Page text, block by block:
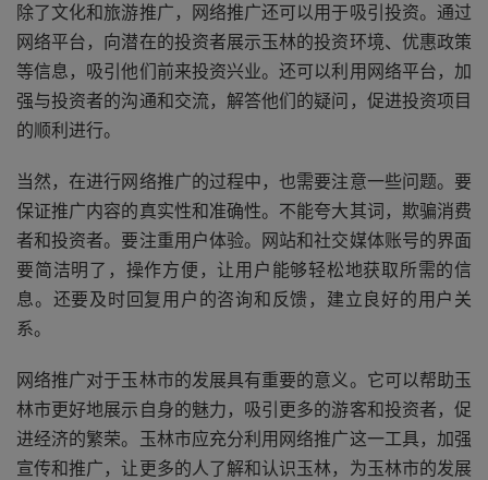
除了文化和旅游推广，网络推广还可以用于吸引投资。通过
网络平台，向潜在的投资者展示玉林的投资环境、优惠政策
等信息，吸引他们前来投资兴业。还可以利用网络平台，加
强与投资者的沟通和交流，解答他们的疑问，促进投资项目
的顺利进行。
当然，在进行网络推广的过程中，也需要注意一些问题。要
保证推广内容的真实性和准确性。不能夸大其词，欺骗消费
者和投资者。要注重用户体验。网站和社交媒体账号的界面
要简洁明了，操作方便，让用户能够轻松地获取所需的信
息。还要及时回复用户的咨询和反馈，建立良好的用户关
系。
网络推广对于玉林市的发展具有重要的意义。它可以帮助玉
林市更好地展示自身的魅力，吸引更多的游客和投资者，促
进经济的繁荣。玉林市应充分利用网络推广这一工具，加强
宣传和推广，让更多的人了解和认识玉林，为玉林市的发展